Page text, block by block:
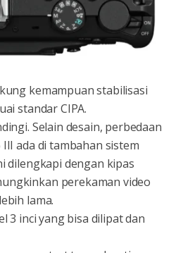
kemampuan stabilisasi
standar CIPA.
Selain desain, perbedaan
III ada di tambahan sistem
dilengkapi dengan kipas
perekaman video
lama.
3 inci yang bisa dilipat dan